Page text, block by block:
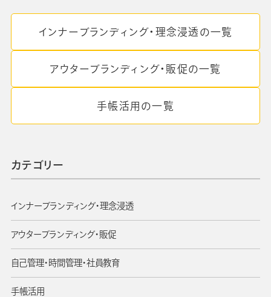
インナーブランディング・理念浸透の一覧
アウターブランディング・販促の一覧
手帳活用の一覧
カテゴリー
インナーブランディング・理念浸透
アウターブランディング・販促
自己管理・時間管理・社員教育
手帳活用